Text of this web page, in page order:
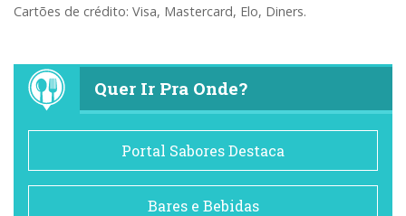
Cartões de crédito: Visa, Mastercard, Elo, Diners.
Quer Ir Pra Onde?
Portal Sabores Destaca
Bares e Bebidas